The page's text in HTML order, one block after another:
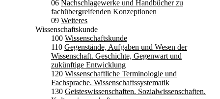
06 Nachschlagewerke und Handbücher zu
fachübergreifenden Konzeptionen
09 Weiteres
Wissenschaftskunde
100 Wissenschaftskunde
110 Gegenstände, Aufgaben und Wesen der
Wissenschaft. Geschichte, Gegenwart und
zukünftige Entwicklung
120 Wissenschaftliche Terminologie und
Fachsprache. Wissenschaftssystematik
130 Geisteswissenschaften. Sozialwissenschaften.